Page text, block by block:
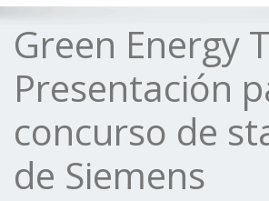
Green Energy
Presentación
concurso de
de Siemens